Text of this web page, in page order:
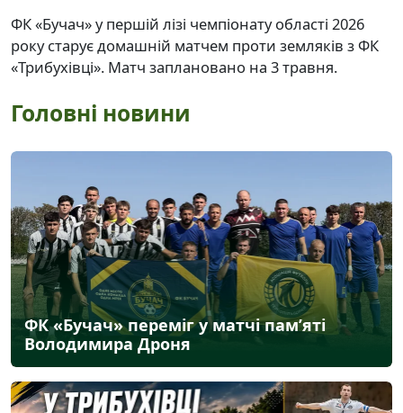
ФК «Бучач» у першій лізі чемпіонату області 2026
року старує домашній матчем проти земляків з ФК
«Трибухівці». Матч заплановано на 3 травня.
Головні новини
ФК «Бучач» переміг у матчі пам’яті
Володимира Дроня